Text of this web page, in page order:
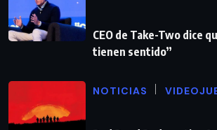
CEO de Take-Two dice
tienen sentido”
NOTICIAS